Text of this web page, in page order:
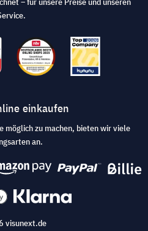
einkaufen
möglich zu machen, bieten wir viele
an.
visunext.de